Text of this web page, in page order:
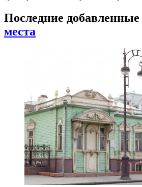
Последние добавленные
места